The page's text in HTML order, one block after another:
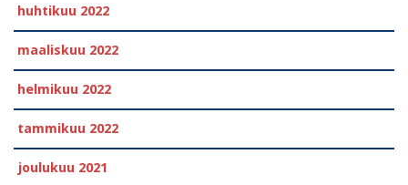
huhtikuu 2022
maaliskuu 2022
helmikuu 2022
tammikuu 2022
joulukuu 2021